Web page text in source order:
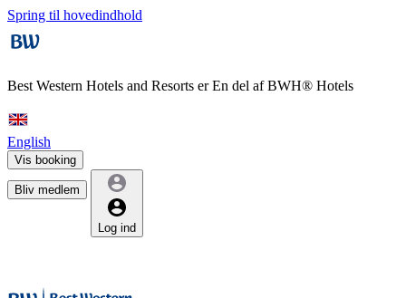
Spring til hovedindhold
Best Western Hotels and Resorts erEn del af BWH® Hotels
English
Vis booking
Bliv medlem
Log ind